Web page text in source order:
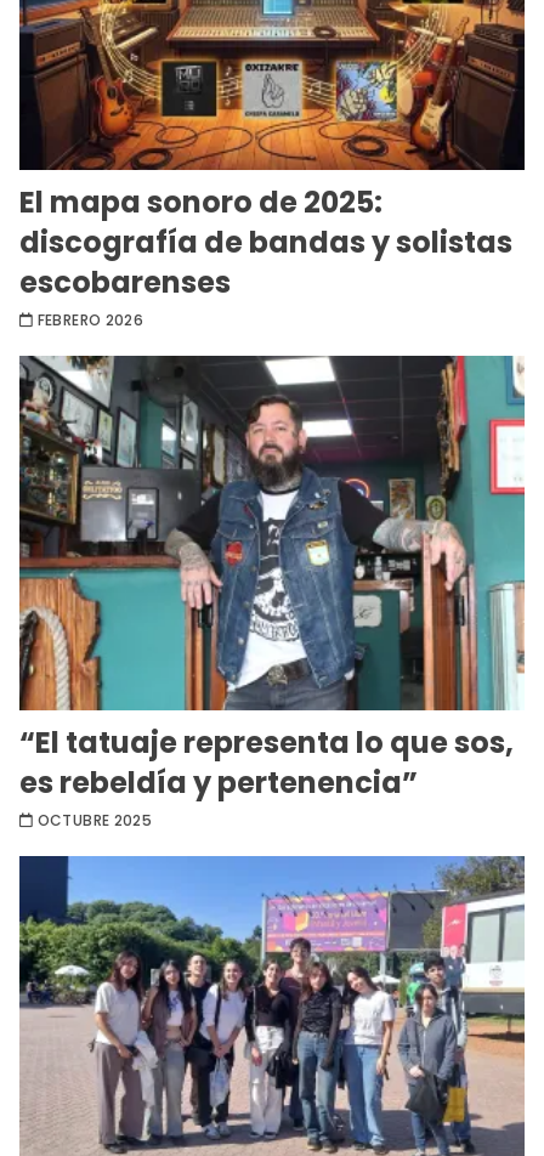
El mapa sonoro de 2025:
discografía de bandas y solistas
escobarenses
FEBRERO 2026
“El tatuaje representa lo que sos,
es rebeldía y pertenencia”
OCTUBRE 2025